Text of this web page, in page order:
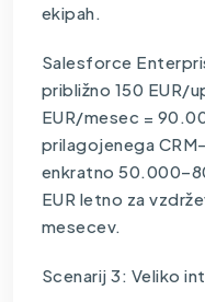
ekipah.
Salesforce
približno 150 EUR/
EUR/mesec =
prilagojenega
enkratno
EUR letno za
mesecev.
Scenarij 3: Veliko